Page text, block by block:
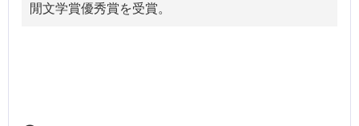
閒文学賞優秀賞を受賞。